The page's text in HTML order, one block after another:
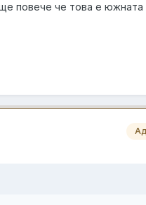
повече че това е южната